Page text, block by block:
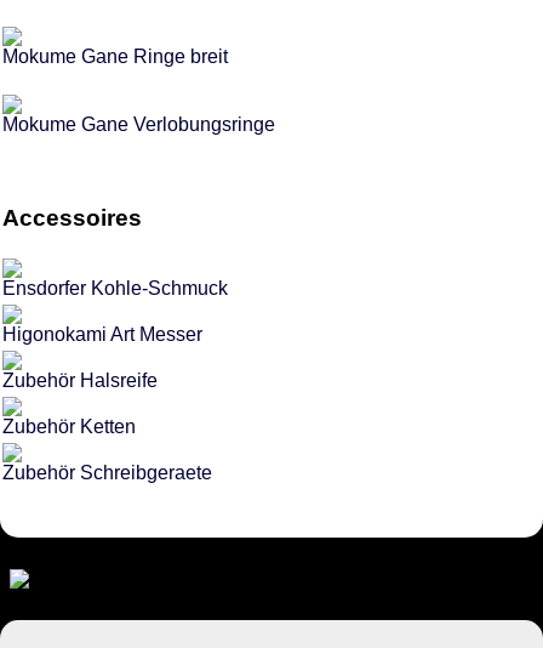
Mokume Gane Ringe breit
Mokume Gane Verlobungsringe
Accessoires
Ensdorfer Kohle-Schmuck
Higonokami Art Messer
Zubehör Halsreife
Zubehör Ketten
Zubehör Schreibgeraete